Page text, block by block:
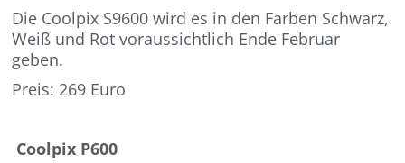
Die Coolpix S9600 wird es in den Farben Schwarz,
Weiß und Rot voraussichtlich Ende Februar
geben.
Preis: 269 Euro
Coolpix P600